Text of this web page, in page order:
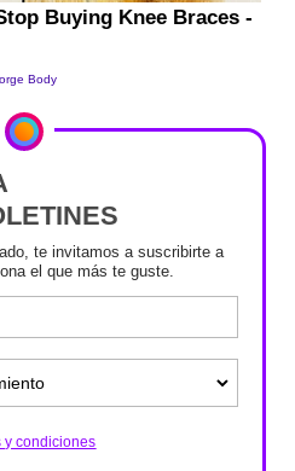
te invitamos a suscribirte a
el que más te guste.
y condiciones